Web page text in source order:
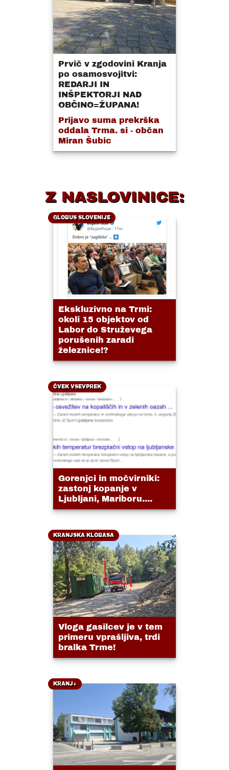
Prvič v zgodovini Kranja
po osamosvojitvi:
REDARJI IN
INŠPEKTORJI NAD
OBČINO=ŽUPANA!
Prijavo suma prekrška
oddala Trma. si - občan
Miran Šubic
Z NASLOVINICE:
GLOBUS SLOVENIJE
Ekskluzivno na Trmi:
okoli 15 objektov od
Labor do Struževega
porušenih zaradi
železnice!?
ČVEK VSEVPREK
Gorenjci in močvirniki:
zastonj kopanje v
Ljubljani, Mariboru....
KRANJSKA KLOBASA
Vloga gasilcev je v tem
primeru vprašljiva, trdi
bralka Trme!
KRANJ+